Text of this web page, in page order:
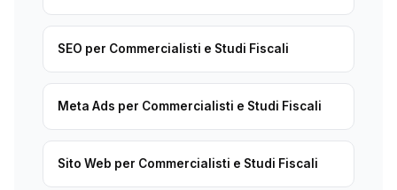
SEO per Commercialisti e Studi Fiscali
Meta Ads per Commercialisti e Studi Fiscali
Sito Web per Commercialisti e Studi Fiscali